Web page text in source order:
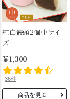
紅白饅頭2個中サイ
ズ
￥1,300
36件
商品を見る